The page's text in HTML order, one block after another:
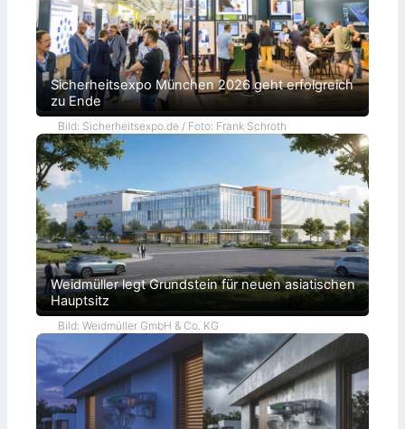
Sicherheitsexpo München 2026 geht erfolgreich
zu Ende
Bild: Sicherheitsexpo.de / Foto: Frank Schroth
Weidmüller legt Grundstein für neuen asiatischen
Hauptsitz
Bild: Weidmüller GmbH & Co. KG